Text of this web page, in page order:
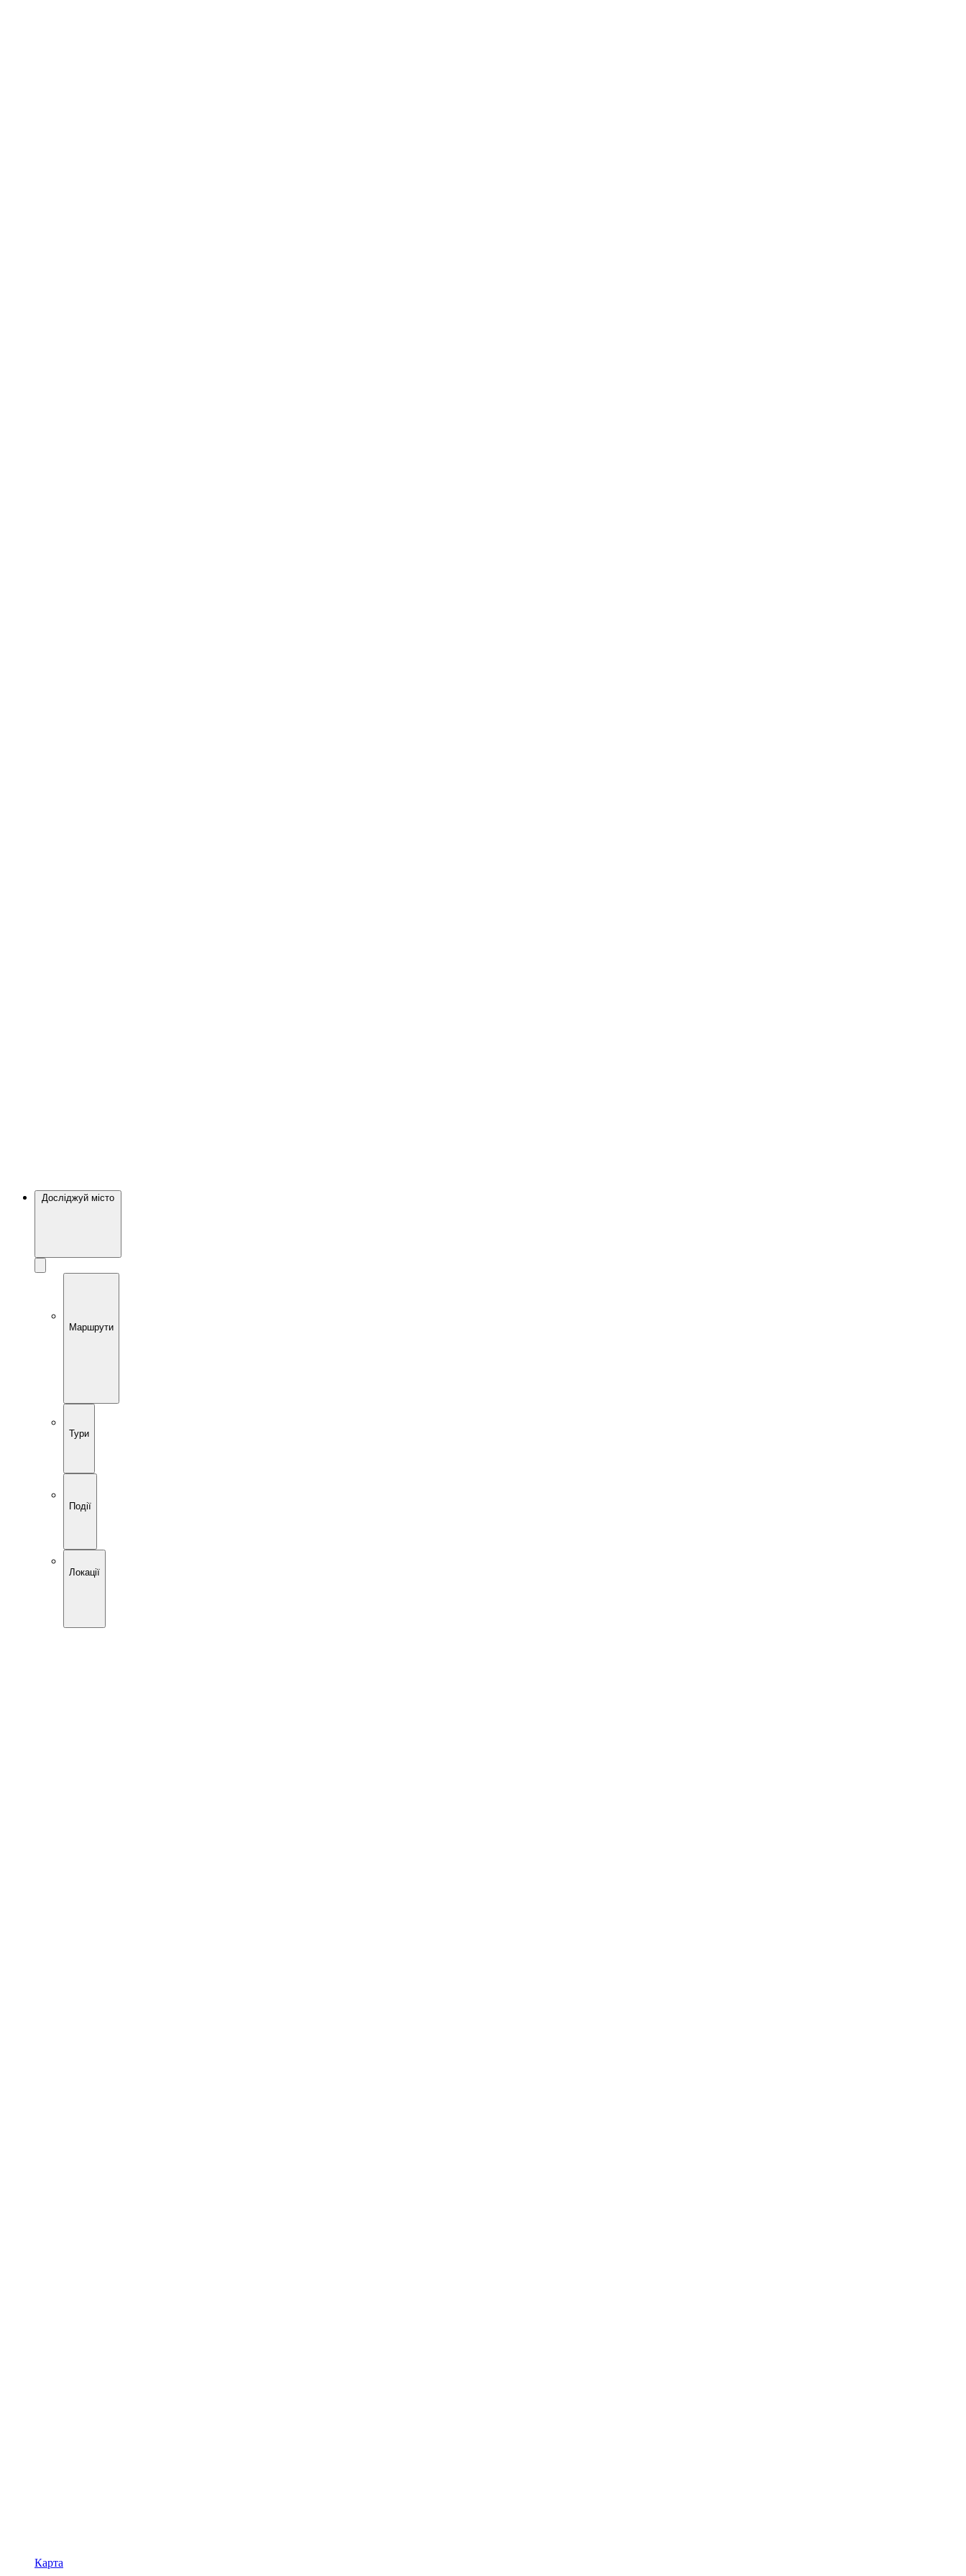
Досліджуй місто
Маршрути
Тури
Події
Локації
Карта